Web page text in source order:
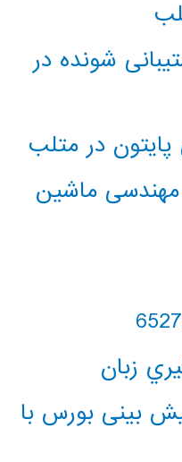
شونده در
پایتون در متلب
مهندسی ماشین
زبان
بینی بورس با